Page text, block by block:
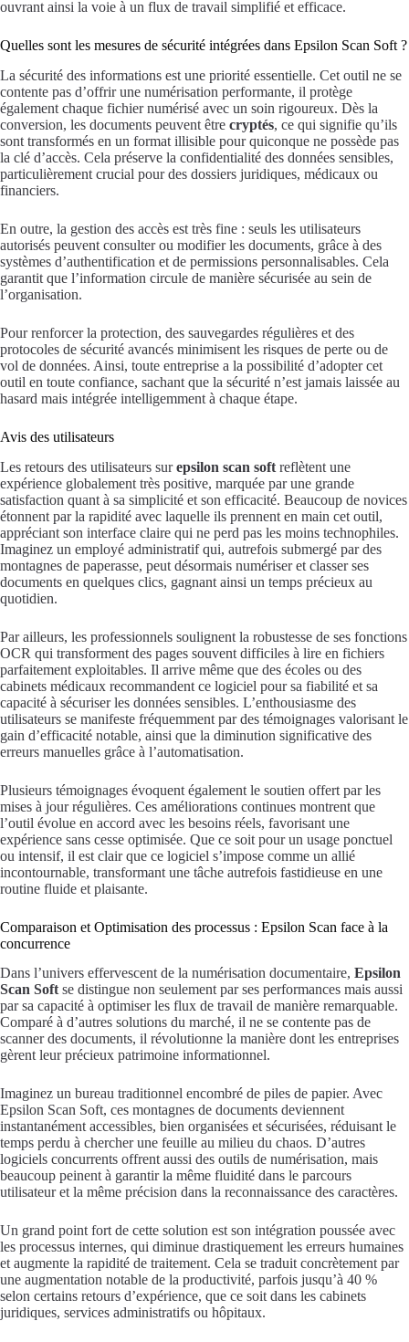
ouvrant ainsi la voie à un flux de travail simplifié et efficace.
Quelles sont les mesures de sécurité intégrées dans Epsilon Scan Soft ?
La sécurité des informations est une priorité essentielle. Cet outil ne se
contente pas d’offrir une numérisation performante, il protège
également chaque fichier numérisé avec un soin rigoureux. Dès la
conversion, les documents peuvent être cryptés, ce qui signifie qu’ils
sont transformés en un format illisible pour quiconque ne possède pas
la clé d’accès. Cela préserve la confidentialité des données sensibles,
particulièrement crucial pour des dossiers juridiques, médicaux ou
financiers.
En outre, la gestion des accès est très fine : seuls les utilisateurs
autorisés peuvent consulter ou modifier les documents, grâce à des
systèmes d’authentification et de permissions personnalisables. Cela
garantit que l’information circule de manière sécurisée au sein de
l’organisation.
Pour renforcer la protection, des sauvegardes régulières et des
protocoles de sécurité avancés minimisent les risques de perte ou de
vol de données. Ainsi, toute entreprise a la possibilité d’adopter cet
outil en toute confiance, sachant que la sécurité n’est jamais laissée au
hasard mais intégrée intelligemment à chaque étape.
Avis des utilisateurs
Les retours des utilisateurs surepsilon scan soft reflètent une
expérience globalement très positive, marquée par une grande
satisfaction quant à sa simplicité et son efficacité. Beaucoup de novices
étonnent par la rapidité avec laquelle ils prennent en main cet outil,
appréciant son interface claire qui ne perd pas les moins technophiles.
Imaginez un employé administratif qui, autrefois submergé par des
montagnes de paperasse, peut désormais numériser et classer ses
documents en quelques clics, gagnant ainsi un temps précieux au
quotidien.
Par ailleurs, les professionnels soulignent la robustesse de ses fonctions
OCR qui transforment des pages souvent difficiles à lire en fichiers
parfaitement exploitables. Il arrive même que des écoles ou des
cabinets médicaux recommandent ce logiciel pour sa fiabilité et sa
capacité à sécuriser les données sensibles. L’enthousiasme des
utilisateurs se manifeste fréquemment par des témoignages valorisant le
gain d’efficacité notable, ainsi que la diminution significative des
erreurs manuelles grâce à l’automatisation.
Plusieurs témoignages évoquent également le soutien offert par les
mises à jour régulières. Ces améliorations continues montrent que
l’outil évolue en accord avec les besoins réels, favorisant une
expérience sans cesse optimisée. Que ce soit pour un usage ponctuel
ou intensif, il est clair que ce logiciel s’impose comme un allié
incontournable, transformant une tâche autrefois fastidieuse en une
routine fluide et plaisante.
Comparaison et Optimisation des processus : Epsilon Scan face à la
concurrence
Dans l’univers effervescent de la numérisation documentaire, Epsilon
Scan Soft se distingue non seulement par ses performances mais aussi
par sa capacité à optimiser les flux de travail de manière remarquable.
Comparé à d’autres solutions du marché, il ne se contente pas de
scanner des documents, il révolutionne la manière dont les entreprises
gèrent leur précieux patrimoine informationnel.
Imaginez un bureau traditionnel encombré de piles de papier. Avec
Epsilon Scan Soft, ces montagnes de documents deviennent
instantanément accessibles, bien organisées et sécurisées, réduisant le
temps perdu à chercher une feuille au milieu du chaos. D’autres
logiciels concurrents offrent aussi des outils de numérisation, mais
beaucoup peinent à garantir la même fluidité dans le parcours
utilisateur et la même précision dans la reconnaissance des caractères.
Un grand point fort de cette solution est son intégration poussée avec
les processus internes, qui diminue drastiquement les erreurs humaines
et augmente la rapidité de traitement. Cela se traduit concrètement par
une augmentation notable de la productivité, parfois jusqu’à 40 %
selon certains retours d’expérience, que ce soit dans les cabinets
juridiques, services administratifs ou hôpitaux.